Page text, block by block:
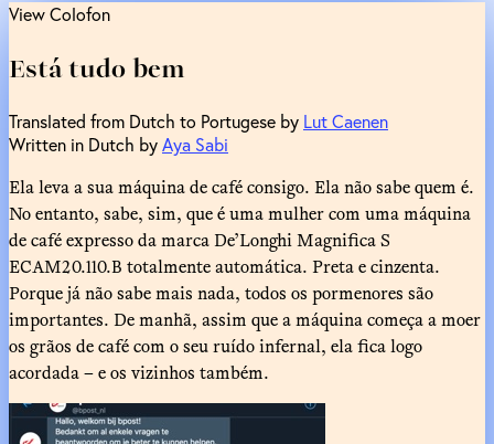
View Colofon
Está tudo bem
Translated from Dutch to Portugese by Lut Caenen
Written in Dutch byAya Sabi
Ela leva a sua máquina de café consigo. Ela não sabe quem é.
No entanto, sabe, sim, que é uma mulher com uma máquina
de café expresso da marca De’Longhi Magnifica S
ECAM20.110.B totalmente automática. Preta e cinzenta.
Porque já não sabe mais nada, todos os pormenores são
importantes. De manhã, assim que a máquina começa a moer
os grãos de café com o seu ruído infernal, ela fica logo
acordada – e os vizinhos também.